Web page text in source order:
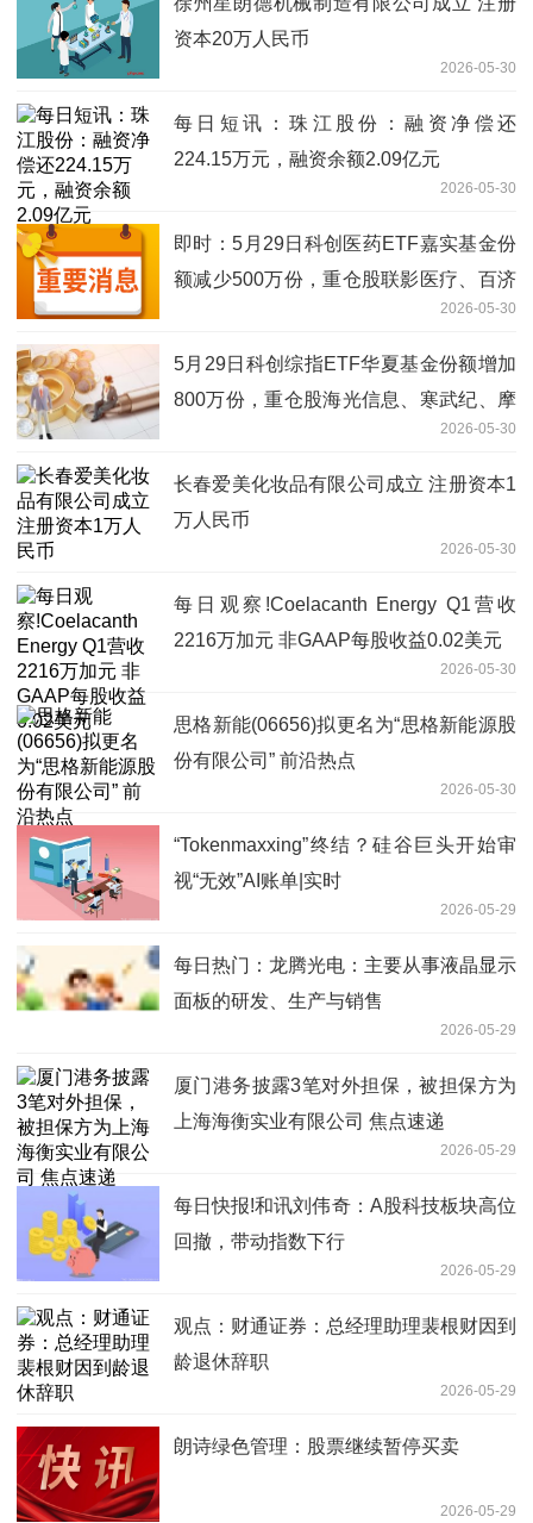
资本20万人民币
2026-05-30
每日短讯：珠江股份：融资净偿还
224.15万元，融资余额2.09亿元
2026-05-30
即时：5月29日科创医药ETF嘉实基金份
额减少500万份，重仓股联影医疗、百济
2026-05-30
5月29日科创综指ETF华夏基金份额增加
800万份，重仓股海光信息、寒武纪、摩
2026-05-30
长春爱美化妆品有限公司成立 注册资本1
万人民币
2026-05-30
每日观察!Coelacanth Energy Q1营收
2216万加元 非GAAP每股收益0.02美元
2026-05-30
思格新能(06656)拟更名为“思格新能源股
份有限公司” 前沿热点
2026-05-30
“Tokenmaxxing”终结？硅谷巨头开始审
视“无效”AI账单|实时
2026-05-29
每日热门：龙腾光电：主要从事液晶显示
面板的研发、生产与销售
2026-05-29
厦门港务披露3笔对外担保，被担保方为
上海海衡实业有限公司 焦点速递
2026-05-29
每日快报!和讯刘伟奇：A股科技板块高位
回撤，带动指数下行
2026-05-29
观点：财通证券：总经理助理裴根财因到
龄退休辞职
2026-05-29
朗诗绿色管理：股票继续暂停买卖
2026-05-29